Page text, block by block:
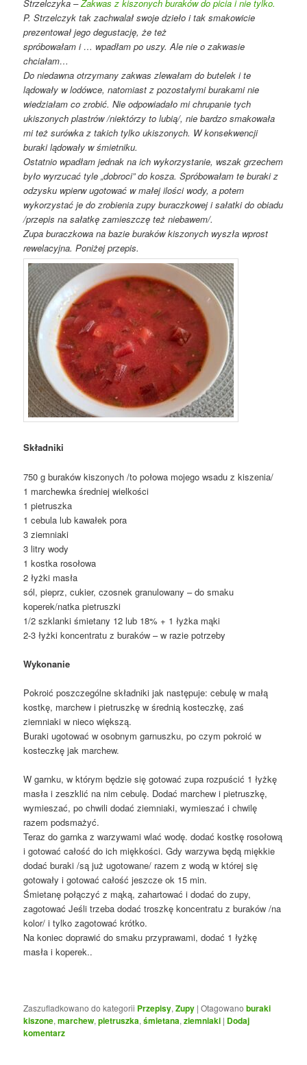
Strzelczyka –Zakwas z kiszonych buraków do picia i nie tylko.
P. Strzelczyk tak zachwalał swoje dzieło i tak smakowicie
prezentował jego degustację, że też
spróbowałam i … wpadłam po uszy. Ale nie o zakwasie
chciałam…
Do niedawna otrzymany zakwas zlewałam do butelek i te
lądowały w lodówce, natomiast z pozostałymi burakami nie
wiedziałam co zrobić. Nie odpowiadało mi chrupanie tych
ukiszonych plastrów /niektórzy to lubią/, nie bardzo smakowała
mi też surówka z takich tylko ukiszonych. W konsekwencji
buraki lądowały w śmietniku.
Ostatnio wpadłam jednak na ich wykorzystanie, wszak grzechem
było wyrzucać tyle „dobroci” do kosza. Spróbowałam te buraki z
odzysku wpierw ugotować w małej ilości wody, a potem
wykorzystać je do zrobienia zupy buraczkowej i sałatki do obiadu
/przepis na sałatkę zamieszczę też niebawem/.
Zupa buraczkowa na bazie buraków kiszonych wyszła wprost
rewelacyjna. Poniżej przepis.
Składniki
750 g buraków kiszonych /to połowa mojego wsadu z kiszenia/
1 marchewka średniej wielkości
1 pietruszka
1 cebula lub kawałek pora
3 ziemniaki
3 litry wody
1 kostka rosołowa
2 łyżki masła
sól, pieprz, cukier, czosnek granulowany – do smaku
koperek/natka pietruszki
1/2 szklanki śmietany 12 lub 18% + 1 łyżka mąki
2-3 łyżki koncentratu z buraków – w razie potrzeby
Wykonanie
Pokroić poszczególne składniki jak następuje: cebulę w małą
kostkę, marchew i pietruszkę w średnią kosteczkę, zaś
ziemniaki w nieco większą.
Buraki ugotować w osobnym garnuszku, po czym pokroić w
kosteczkę jak marchew.
W garnku, w którym będzie się gotować zupa rozpuścić 1 łyżkę
masła i zeszklić na nim cebulę. Dodać marchew i pietruszkę,
wymieszać, po chwili dodać ziemniaki, wymieszać i chwilę
razem podsmażyć.
Teraz do garnka z warzywami wlać wodę. dodać kostkę rosołową
i gotować całość do ich miękkości. Gdy warzywa będą miękkie
dodać buraki /są już ugotowane/ razem z wodą w której się
gotowały i gotować całość jeszcze ok 15 min.
Śmietanę połączyć z mąką, zahartować i dodać do zupy,
zagotować Jeśli trzeba dodać troszkę koncentratu z buraków /na
kolor/ i tylko zagotować krótko.
Na koniec doprawić do smaku przyprawami, dodać 1 łyżkę
masła i koperek..
Zaszufladkowano do kategorii Przepisy,Zupy |Otagowano buraki
kiszone,marchew,pietruszka,śmietana,ziemniaki | Dodaj
komentarz